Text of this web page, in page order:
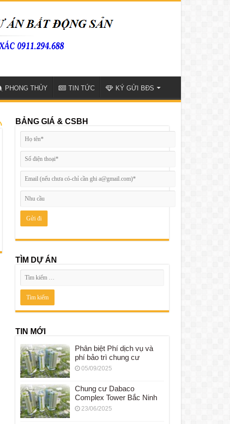
PHONG THỦY TIN TỨC KÝ GỬI BĐS
BẢNG GIÁ & CSBH
TÌM DỰ ÁN
TIN MỚI
Phân biệt Phí dịch vụ và
phí bảo trì chung cư
05/09/2025
Chung cư Dabaco
Complex Tower Bắc Ninh
23/06/2025